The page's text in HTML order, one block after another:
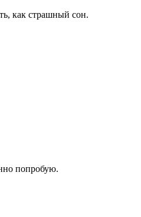
как страшный сон.
попробую.